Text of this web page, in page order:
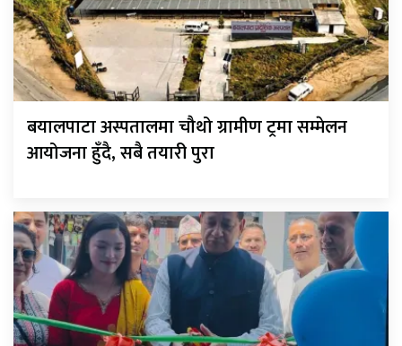
बयालपाटा अस्पतालमा चौथो ग्रामीण ट्रमा सम्मेलन
आयोजना हुँदै, सबै तयारी पुरा